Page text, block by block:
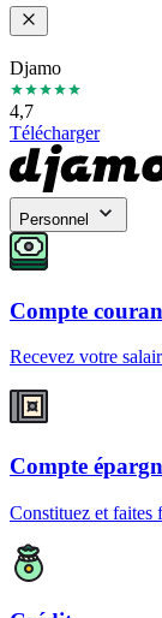
Djamo
4,7
Télécharger
Personnel
Compte
Recevez votre
Compte
Constituez et faites